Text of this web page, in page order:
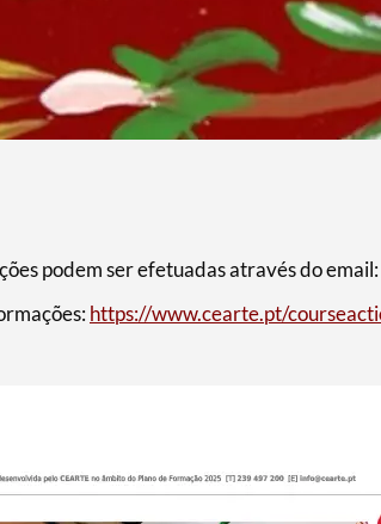
Termo de Pesquisa
podem ser efetuadas através do email:
https://www.cearte.pt/